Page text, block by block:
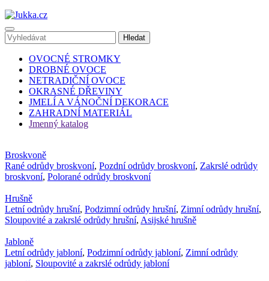
OVOCNÉ STROMKY
DROBNÉ OVOCE
NETRADIČNÍ OVOCE
OKRASNÉ DŘEVINY
JMELÍ A VÁNOČNÍ DEKORACE
ZAHRADNÍ MATERIÁL
Jmenný katalog
Broskvoně
Rané odrůdy broskvoní, Pozdní odrůdy broskvoní, Zakrslé odrůdy
broskvoní, Polorané odrůdy broskvoní
Hrušně
Letní odrůdy hrušní, Podzimní odrůdy hrušní, Zimní odrůdy hrušní,
Sloupovité a zakrslé odrůdy hrušní, Asijské hrušně
Jabloně
Letní odrůdy jabloní, Podzimní odrůdy jabloní, Zimní odrůdy
jabloní, Sloupovité a zakrslé odrůdy jabloní